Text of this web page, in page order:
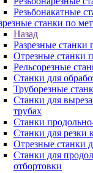
Резьбонакатные
станки по
Назад
Разрезные станки
Отрезные станки
Рельсорезные
Станки для
Труборезные
Станки для
трубаx
Станки
Станки для резки
Отрезные станки
Станки для
отбортовки